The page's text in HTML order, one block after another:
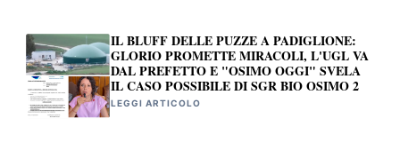
IL BLUFF DELLE PUZZE A PADIGLIONE:
GLORIO PROMETTE MIRACOLI, L'UGL VA
DAL PREFETTO E "OSIMO OGGI" SVELA
IL CASO POSSIBILE DI SGR BIO OSIMO 2
LEGGI ARTICOLO